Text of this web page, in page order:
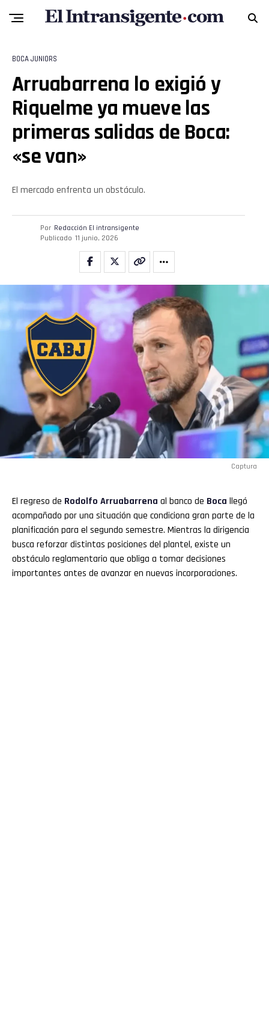
BOCA JUNIORS
Arruabarrena lo exigió y
Riquelme ya mueve las
primeras salidas de Boca:
«se van»
El mercado enfrenta un obstáculo.
Por Redacción El intransigente
Publicado 11 junio, 2026
Captura
El regreso de Rodolfo Arruabarrena al banco de Boca llegó
acompañado por una situación que condiciona gran parte de la
planificación para el segundo semestre. Mientras la dirigencia
busca reforzar distintas posiciones del plantel, existe un
obstáculo reglamentario que obliga a tomar decisiones
importantes antes de avanzar en nuevas incorporaciones.
Flipboard
Reddit
Pinterest
Whatsapp